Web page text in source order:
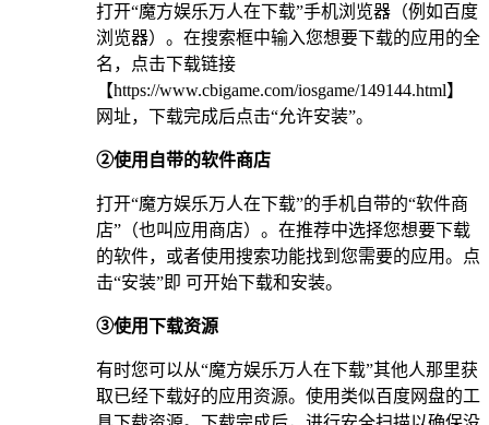
打开“魔方娱乐万人在下载”手机浏览器（例如百度
浏览器）。在搜索框中输入您想要下载的应用的全
名，点击下载链接
【https://www.cbigame.com/iosgame/149144.html】
网址，下载完成后点击“允许安装”。
②使用自带的软件商店
打开“魔方娱乐万人在下载”的手机自带的“软件商
店”（也叫应用商店）。在推荐中选择您想要下载
的软件，或者使用搜索功能找到您需要的应用。点
击“安装”即 可开始下载和安装。
③使用下载资源
有时您可以从“魔方娱乐万人在下载”其他人那里获
取已经下载好的应用资源。使用类似百度网盘的工